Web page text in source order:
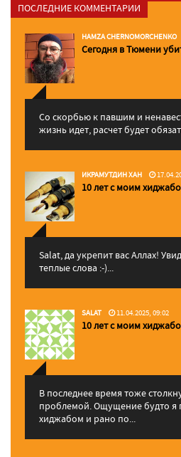
ПОСЛЕДНИЕ КОММЕНТАРИИ
HAMZA CHERNOMORCHENKO
Сегодня в Тюмени
Со скорбью к павшим и
жизнь идет, расчет будет
ИКРАМУТДИН ХАН
10 лет с моим
Salat, да укрепит вас Аллаx!
теплые слова :-)...
SALAT 11.04.2025, 09:02
10 лет с моим
В последнее время тоже
проблемой. Ощущение будто я
хиджабом и рано по...